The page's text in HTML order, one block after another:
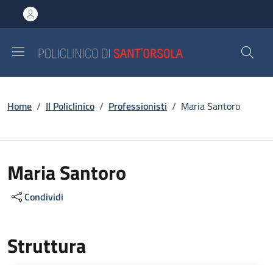
al contenuto principale
to footer content
Briciole di pane
Home / Il Policlinico / Professionisti / Maria Santoro
Maria Santoro
Condividi
Struttura